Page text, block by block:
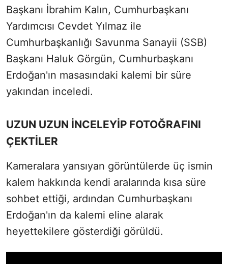
Başkanı İbrahim Kalın, Cumhurbaşkanı
Yardımcısı Cevdet Yılmaz ile
Cumhurbaşkanlığı Savunma Sanayii (SSB)
Başkanı Haluk Görgün, Cumhurbaşkanı
Erdoğan'ın masasındaki kalemi bir süre
yakından inceledi.
UZUN UZUN İNCELEYİP FOTOĞRAFINI
ÇEKTİLER
Kameralara yansıyan görüntülerde üç ismin
kalem hakkında kendi aralarında kısa süre
sohbet ettiği, ardından Cumhurbaşkanı
Erdoğan'ın da kalemi eline alarak
heyettekilere gösterdiği görüldü.